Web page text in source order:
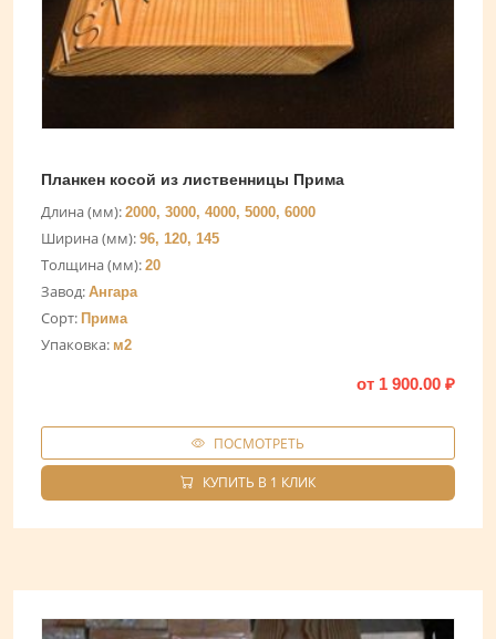
Планкен косой из лиственницы Прима
Длина (мм): 2000, 3000, 4000, 5000, 6000
Ширина (мм): 96, 120, 145
Толщина (мм): 20
Завод: Ангара
Сорт: Прима
Упаковка: м2
от 1 900.00 ₽
ПОСМОТРЕТЬ
КУПИТЬ В 1 КЛИК